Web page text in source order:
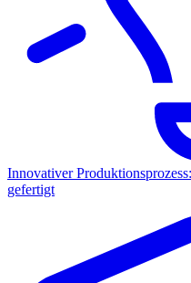
Innovativer
gefertigt